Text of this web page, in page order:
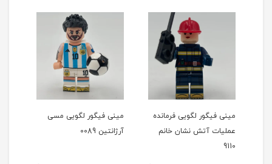
مینی فیگور لگویی فرمانده
عملیات آتش نشان خانم
9110
مینی فیگور لگویی مسی
آرژانتین 0089